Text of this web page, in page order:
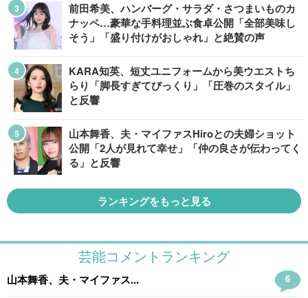
前田希美、ハンバーグ・サラダ・さつまいものカ
ナッペ…豪華な手料理並ぶ食卓公開「全部美味し
そう」「盛り付けがおしゃれ」と絶賛の声
KARA知英、短丈ユニフォームから美ウエストち
らり「脚長すぎてびっくり」「圧巻のスタイル」
と反響
山本舞香、夫・マイファスHiroとの夫婦ショット
公開「2人が見れて幸せ」「仲の良さが伝わってく
る」と反響
ランキングをもっと見る